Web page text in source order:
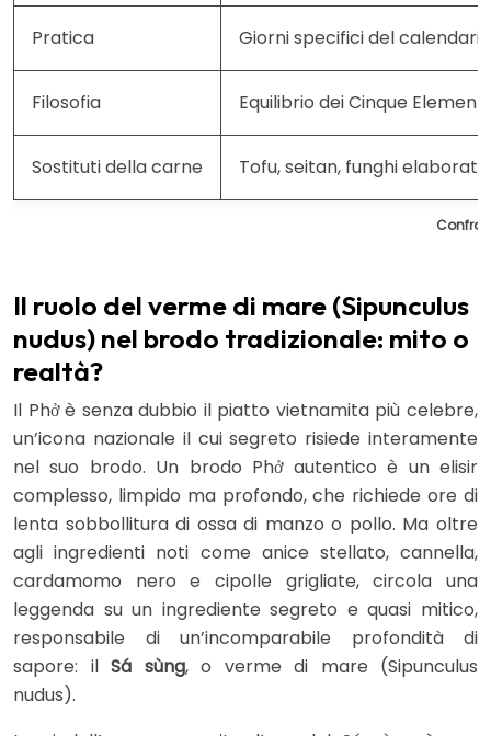
Pratica Giorni specifici del
Filosofia Equilibrio dei Cinque
Sostituti della carne Tofu, seitan, funghi
Il ruolo del verme di mare (Sipunculus
nudus) nel brodo tradizionale: mito o
realtà?
Il Phở è senza dubbio il piatto vietnamita più celebre,
un’icona nazionale il cui segreto risiede interamente
nel suo brodo. Un brodo Phở autentico è un elisir
complesso, limpido ma profondo, che richiede ore di
lenta sobbollitura di ossa di manzo o pollo. Ma oltre
agli ingredienti noti come anice stellato, cannella,
cardamomo nero e cipolle grigliate, circola una
leggenda su un ingrediente segreto e quasi mitico,
responsabile di un’incomparabile profondità di
sapore: il Sá sùng, o verme di mare (Sipunculus
nudus).